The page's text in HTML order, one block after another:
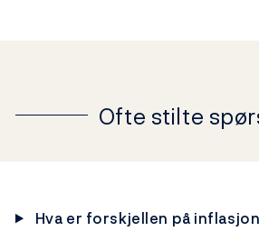
Ofte stilte
Hva er forskjellen på